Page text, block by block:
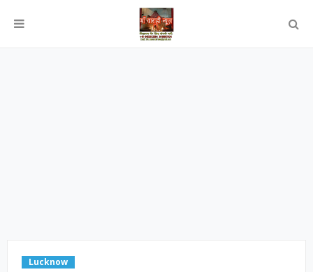
Lucknow